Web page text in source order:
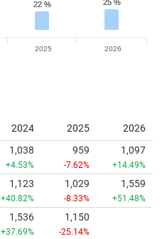
22 %
22 % 25 %
25 %
2025 2026
2024 2025
2026
1,038
+4.53%
959
-7.62%
1,097
+14.49%
1,123
+40.82%
1,029
-8.33%
1,559
+51.48%
1,536
+37.69%
1,150
-25.14%